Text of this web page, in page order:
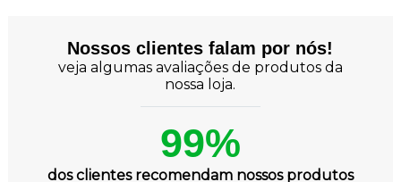
Nossos clientes falam por nós!
veja algumas avaliações de produtos da
nossa loja.
99%
dos clientes recomendam nossos produtos